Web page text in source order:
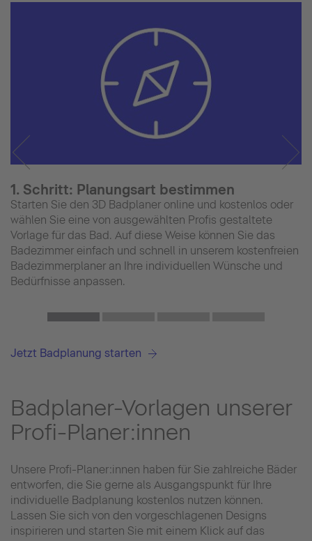
1. Schritt: Planungsart bestimmen
Starten Sie den 3D Badplaner online und kostenlos oder
wählen Sie eine von ausgewählten Profis gestaltete
Vorlage für das Bad. Auf diese Weise können Sie das
Badezimmer einfach und schnell in unserem kostenfreien
Badezimmerplaner an Ihre individuellen Wünsche und
Bedürfnisse anpassen.
Jetzt Badplanung starten
Badplaner-Vorlagen unserer
Profi-Planer:innen
Unsere Profi-Planer:innen haben für Sie zahlreiche Bäder
entworfen, die Sie gerne als Ausgangspunkt für Ihre
individuelle Badplanung kostenlos nutzen können.
Lassen Sie sich von den vorgeschlagenen Designs
inspirieren und starten Sie mit einem Klick auf das